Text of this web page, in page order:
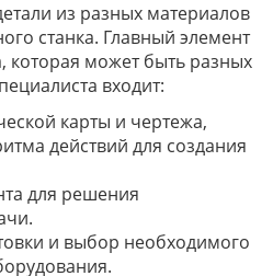
из разных материалов
станка. Главный элемент
которая может быть разных
входит:
карты и чертежа,
действий для создания
для решения
и выбор необходимого